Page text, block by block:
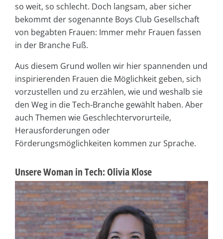
so weit, so schlecht. Doch langsam, aber sicher
bekommt der sogenannte Boys Club Gesellschaft
von begabten Frauen: Immer mehr Frauen fassen
in der Branche Fuß.
Aus diesem Grund wollen wir hier spannenden und
inspirierenden Frauen die Möglichkeit geben, sich
vorzustellen und zu erzählen, wie und weshalb sie
den Weg in die Tech-Branche gewählt haben. Aber
auch Themen wie Geschlechtervorurteile,
Herausforderungen oder
Förderungsmöglichkeiten kommen zur Sprache.
Unsere Woman in Tech: Olivia Klose